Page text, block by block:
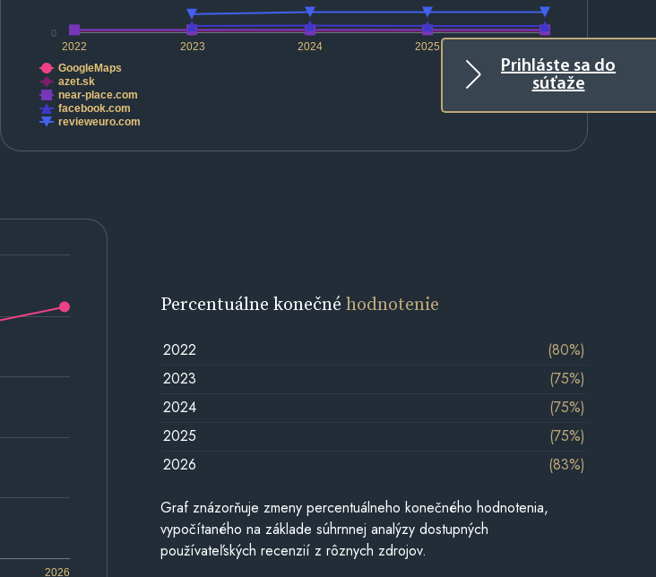
Prihláste sa do
súťaže
2022 2023 2024 2025
0
GoogleMaps
azet.sk
near-place.com
facebook.com
revieweuro.com
2026
Percentuálne konečnéhodnotenie
2022
(80%)
2023
(75%)
2024
(75%)
2025
(75%)
2026
(83%)
Graf znázorňuje zmeny percentuálneho konečného hodnotenia,
vypočítaného na základe súhrnnej analýzy dostupných
používateľských recenzií z rôznych zdrojov.